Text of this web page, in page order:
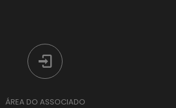
ÁREA DO ASSOCIADO